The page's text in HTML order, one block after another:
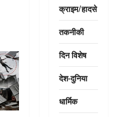
क्राइम/हादसे
तकनीकी
दिन विशेष
देश-दुनिया
धार्मिक